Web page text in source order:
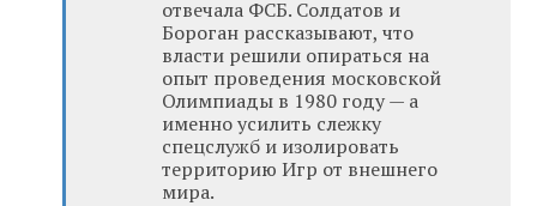
отвечала ФСБ. Солдатов и
Бороган рассказывают, что
власти решили опираться на
опыт проведения московской
Олимпиады в 1980 году — а
именно усилить слежку
спецслужб и изолировать
территорию Игр от внешнего
мира.